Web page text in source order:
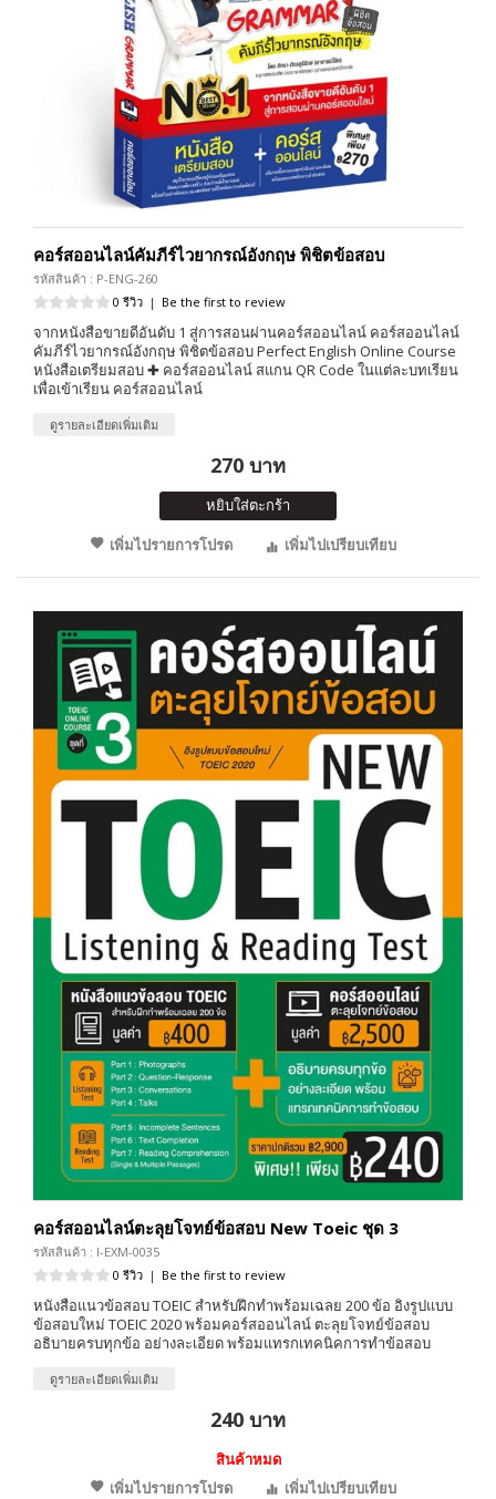
คอร์สออนไลน์คัมภีร์ไวยากรณ์อังกฤษ พิชิตข้อสอบ
รหัสสินค้า : P-ENG-260
0 รีวิว | Be the first to review
จากหนังสือขายดีอันดับ 1 สู่การสอนผ่านคอร์สออนไลน์ คอร์สออนไลน์
คัมภีร์ไวยากรณ์อังกฤษ พิชิตข้อสอบ Perfect English Online Course
หนังสือเตรียมสอบ ✚ คอร์สออนไลน์ สแกน QR Code ในแต่ละบทเรียน
เพื่อเข้าเรียน คอร์สออนไลน์
ดูรายละเอียดเพิ่มเติม
270 บาท
หยิบใส่ตะกร้า
เพิ่มไปรายการโปรด
เพิ่มไปเปรียบเทียบ
คอร์สออนไลน์ตะลุยโจทย์ข้อสอบ New Toeic ชุด 3
รหัสสินค้า : I-EXM-0035
0 รีวิว | Be the first to review
หนังสือแนวข้อสอบ TOEIC สำหรับฝึกทำพร้อมเฉลย 200 ข้อ อิงรูปแบบ
ข้อสอบใหม่ TOEIC 2020 พร้อมคอร์สออนไลน์ ตะลุยโจทย์ข้อสอบ
อธิบายครบทุกข้อ อย่างละเอียด พร้อมแทรกเทคนิคการทำข้อสอบ
ดูรายละเอียดเพิ่มเติม
240 บาท
สินค้าหมด
เพิ่มไปรายการโปรด
เพิ่มไปเปรียบเทียบ